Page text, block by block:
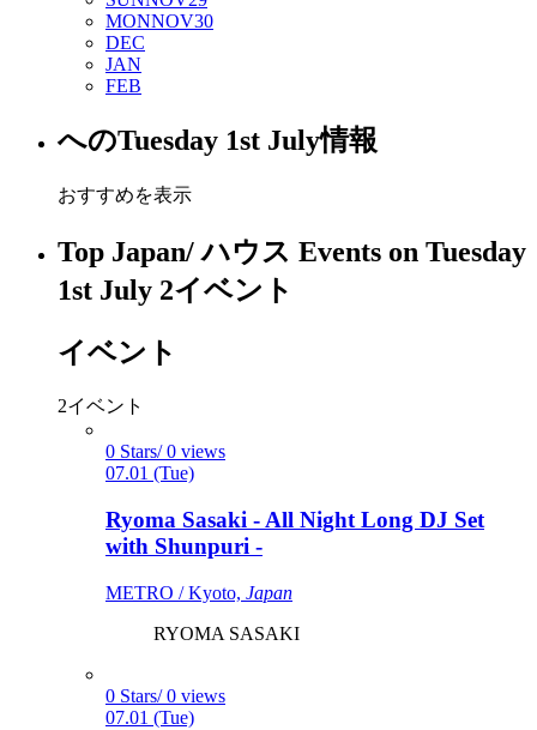
MONNOV30
DEC
JAN
FEB
へのTuesday 1st July情報
おすすめを表示
Top Japan/ ハウス Events on Tuesday
1st July 2イベント
イベント
2イベント
0 Stars/ 0 views
07.01 (Tue)
Ryoma Sasaki - All Night Long DJ Set
with Shunpuri -
METRO / Kyoto, Japan
RYOMA SASAKI
0 Stars/ 0 views
07.01 (Tue)